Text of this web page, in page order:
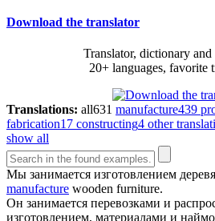
Download the translator
Translator, dictionary and
20+ languages, favorite
Translations: all631 manufacture439
fabrication17 constructing4 other
show all
Мы занимается изготовлением
manufacture wooden furniture.
Он занимается перевозками и
изготовлением, материалами и